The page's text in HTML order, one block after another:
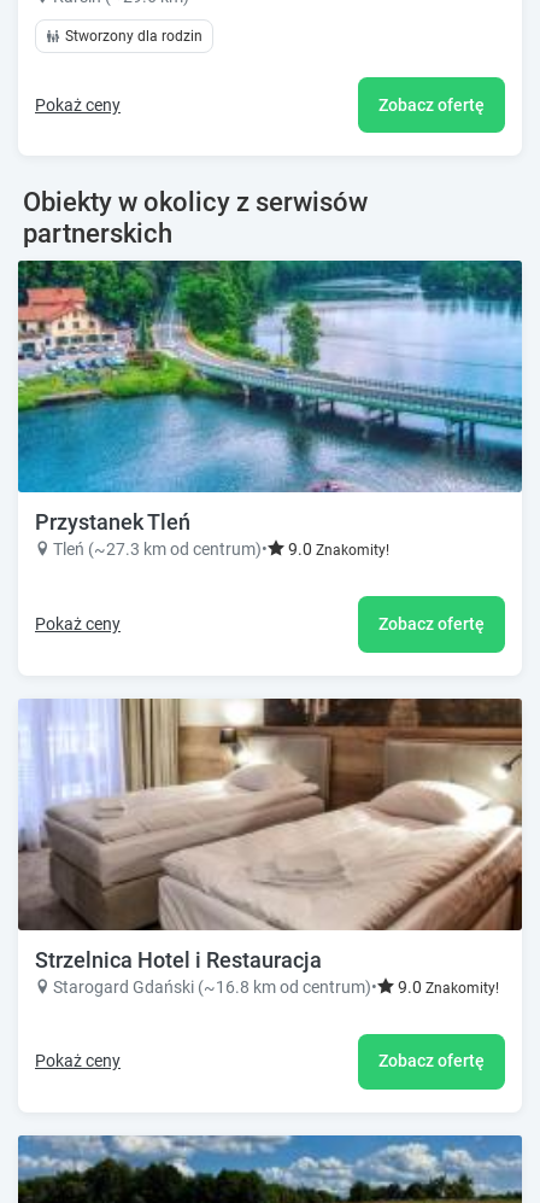
Stworzony dla rodzin
Pokaż ceny Zobacz ofertę
Obiekty w okolicy z serwisów
partnerskich
Przystanek Tleń
Tleń (~27.3 km od centrum)• 9.0 Znakomity!
Pokaż ceny Zobacz ofertę
Strzelnica Hotel i Restauracja
Starogard Gdański (~16.8 km od centrum)• 9.0 Znakomity!
Pokaż ceny Zobacz ofertę